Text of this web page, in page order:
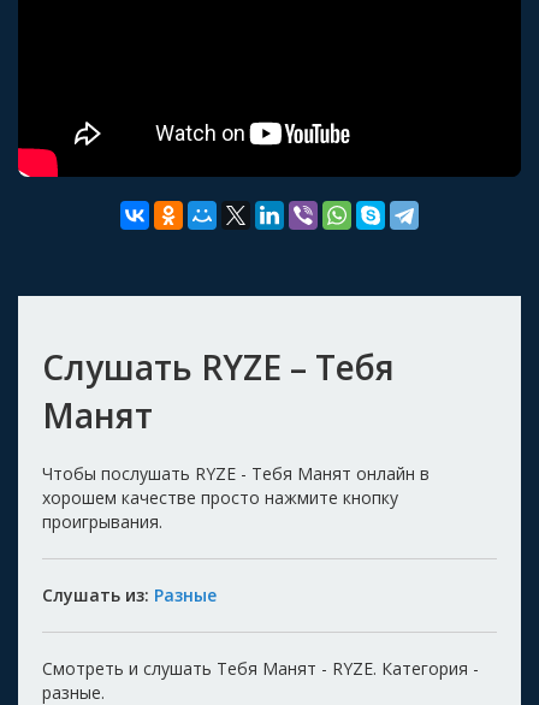
Слушать RYZE – Тебя
Манят
Чтобы послушать RYZE - Тебя Манят онлайн в
хорошем качестве просто нажмите кнопку
проигрывания.
Слушать из: Разные
Смотреть и слушать Тебя Манят - RYZE. Категория -
разные.